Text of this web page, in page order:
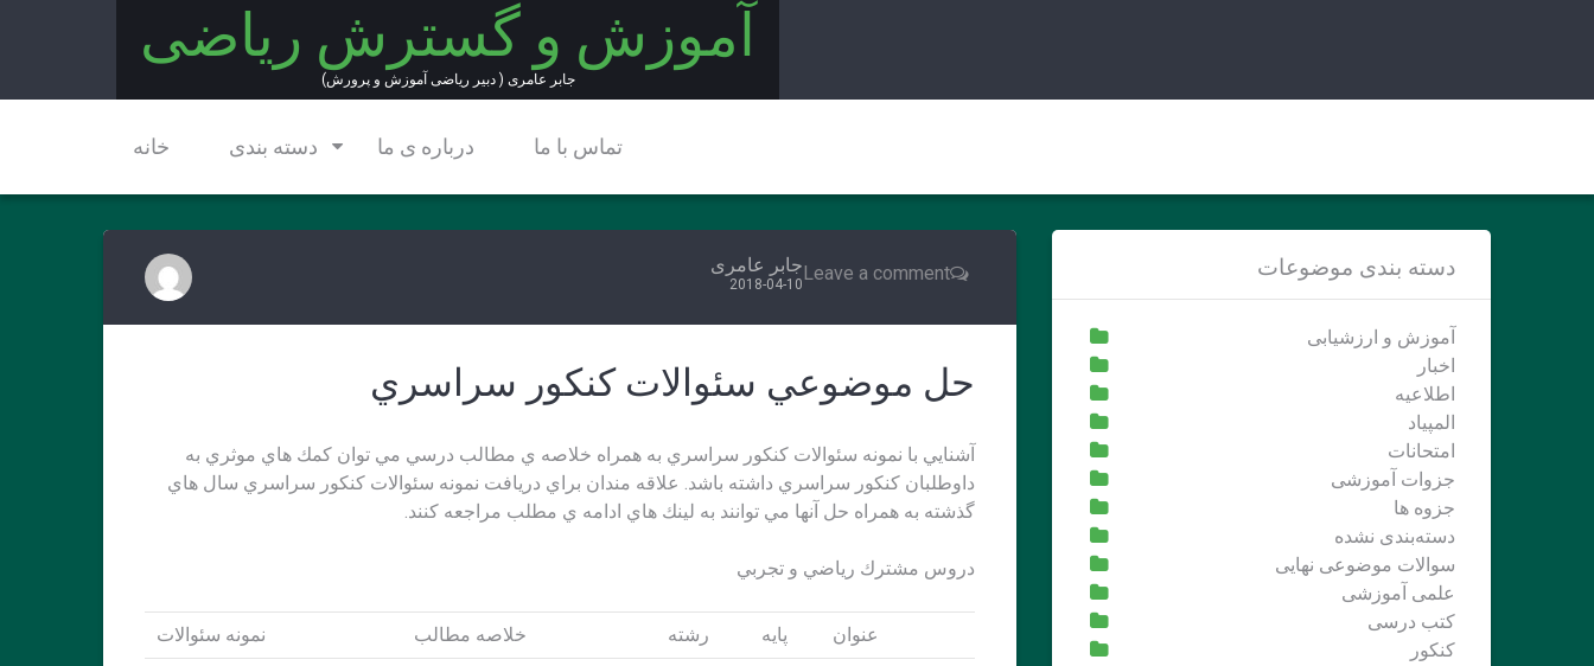
آموزش و گسترش ریاضی
جابر عامری ( دبیر ریاضی آموزش و پرورش)
خانه دسته بندی درباره ی ما تماس با ما
Leave a commentجابر عامری
2018-04-10
حل موضوعي سئوالات كنكور سراسري
آشنايي با نمونه سئوالات كنكور سراسري به همراه خلاصه ي مطالب درسي مي توان كمك هاي موثري به
داوطلبان كنكور سراسري داشته باشد. علاقه مندان براي دريافت نمونه سئوالات كنكور سراسري سال هاي
گذشته به همراه حل آنها مي توانند به لينك هاي ادامه ي مطلب مراجعه كنند.
دروس مشترك رياضي و تجربي
عنوان پايه رشته خلاصه مطالب نمونه سئوالات
دسته بندی موضوعات
آموزش و ارزشیابی
اخبار
اطلاعیه
المپیاد
امتحانات
جزوات آموزشی
جزوه ها
دسته‌بندی نشده
سوالات موضوعی نهایی
علمی آموزشی
کتب درسی
کنکور